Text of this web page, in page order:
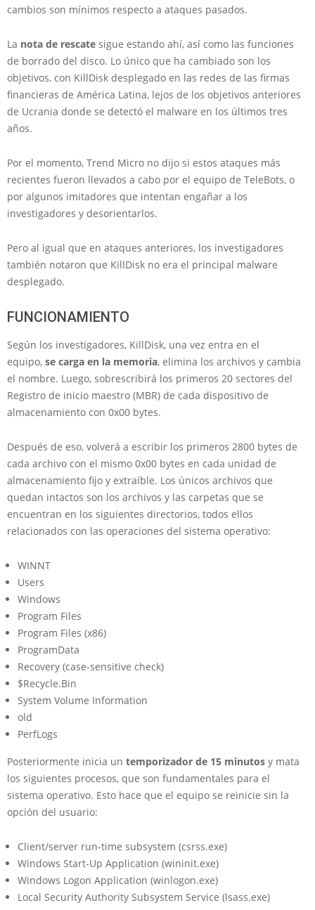
cambios son mínimos respecto a ataques pasados.
La nota de rescate sigue estando ahí, así como las funciones
de borrado del disco. Lo único que ha cambiado son los
objetivos, con KillDisk desplegado en las redes de las firmas
financieras de América Latina, lejos de los objetivos anteriores
de Ucrania donde se detectó el malware en los últimos tres
años.
Por el momento, Trend Micro no dijo si estos ataques más
recientes fueron llevados a cabo por el equipo de TeleBots, o
por algunos imitadores que intentan engañar a los
investigadores y desorientarlos.
Pero al igual que en ataques anteriores, los investigadores
también notaron que KillDisk no era el principal malware
desplegado.
FUNCIONAMIENTO
Según los investigadores, KillDisk, una vez entra en el
equipo, se carga en la memoria, elimina los archivos y cambia
el nombre. Luego, sobrescribirá los primeros 20 sectores del
Registro de inicio maestro (MBR) de cada dispositivo de
almacenamiento con 0x00 bytes.
Después de eso, volverá a escribir los primeros 2800 bytes de
cada archivo con el mismo 0x00 bytes en cada unidad de
almacenamiento fijo y extraíble. Los únicos archivos que
quedan intactos son los archivos y las carpetas que se
encuentran en los siguientes directorios, todos ellos
relacionados con las operaciones del sistema operativo:
WINNT
Users
Windows
Program Files
Program Files (x86)
ProgramData
Recovery (case-sensitive check)
$Recycle.Bin
System Volume Information
old
PerfLogs
Posteriormente inicia un temporizador de 15 minutos y mata
los siguientes procesos, que son fundamentales para el
sistema operativo. Esto hace que el equipo se reinicie sin la
opción del usuario:
Client/server run-time subsystem (csrss.exe)
Windows Start-Up Application (wininit.exe)
Windows Logon Application (winlogon.exe)
Local Security Authority Subsystem Service (lsass.exe)